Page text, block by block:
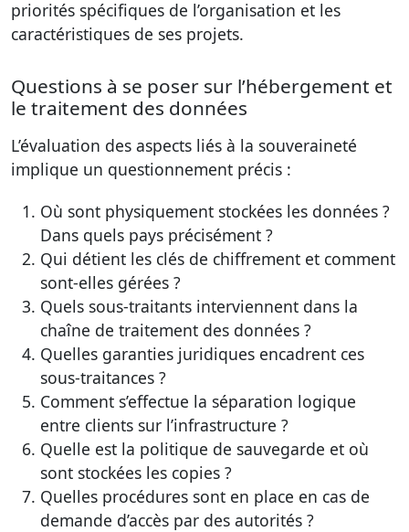
priorités spécifiques de l’organisation et les
caractéristiques de ses projets.
Questions à se poser sur l’hébergement et
le traitement des données
L’évaluation des aspects liés à la souveraineté
implique un questionnement précis :
Où sont physiquement stockées les données ?
Dans quels pays précisément ?
Qui détient les clés de chiffrement et comment
sont-elles gérées ?
Quels sous-traitants interviennent dans la
chaîne de traitement des données ?
Quelles garanties juridiques encadrent ces
sous-traitances ?
Comment s’effectue la séparation logique
entre clients sur l’infrastructure ?
Quelle est la politique de sauvegarde et où
sont stockées les copies ?
Quelles procédures sont en place en cas de
demande d’accès par des autorités ?